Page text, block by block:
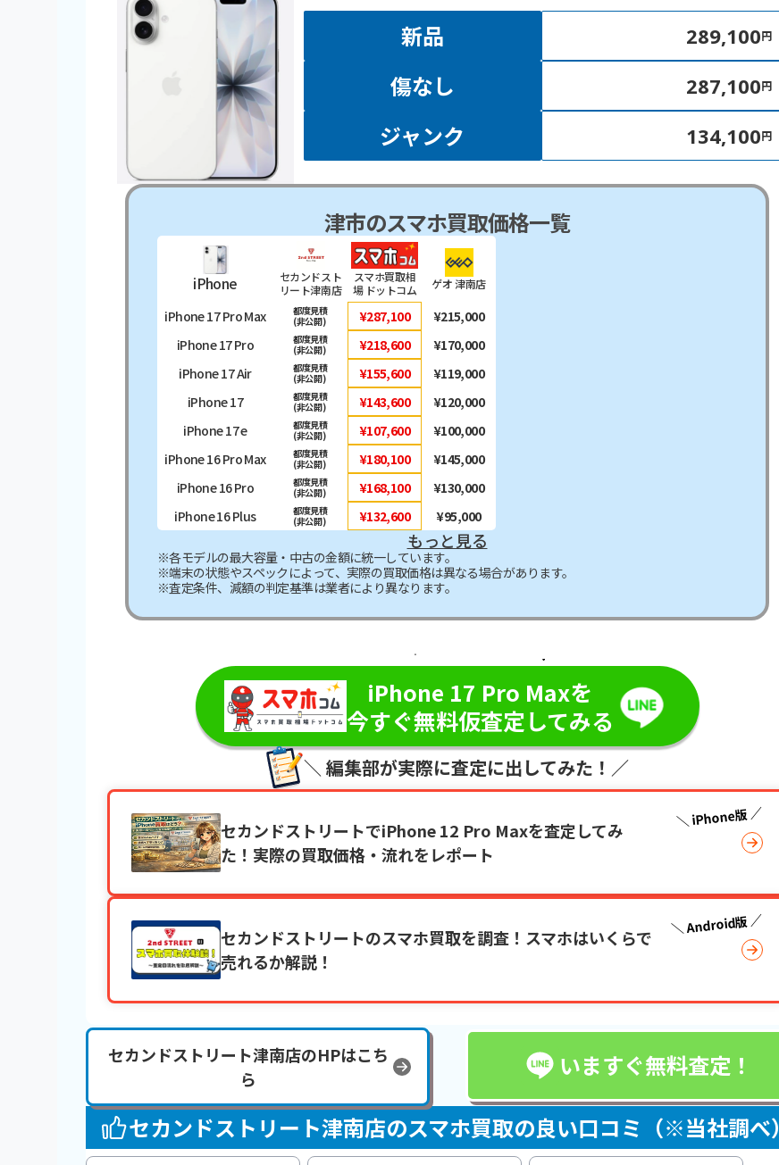
新品 289,100円
傷なし 287,100円
ジャンク 134,100円
津市のスマホ買取価格一覧
iPhone
iPhone 17 Pro Max
iPhone 17 Pro
iPhone 17 Air
iPhone 17
iPhone 17 e
iPhone 16 Pro Max
iPhone 16 Pro
iPhone 16 Plus
セカンドスト
リート津南店
都度見積
(非公開)
都度見積
(非公開)
都度見積
(非公開)
都度見積
(非公開)
都度見積
(非公開)
都度見積
(非公開)
都度見積
(非公開)
都度見積
(非公開)
スマホ買取相
場 ドットコム
¥287,100
¥218,600
¥155,600
¥143,600
¥107,600
¥180,100
¥168,100
¥132,600
ゲオ 津南店
¥215,000
¥170,000
¥119,000
¥120,000
¥100,000
¥145,000
¥130,000
¥95,000
もっと見る
※各モデルの最大容量・中古の金額に統一しています。
※端末の状態やスペックによって、実際の買取価格は異なる場合があります。
※査定条件、減額の判定基準は業者により異なります。
＼最短即日・現金で振り込み！／
iPhone 17 Pro Maxを
今すぐ無料仮査定してみる
＼ 編集部が実際に査定に出してみた！／
iPhone版
セカンドストリートでiPhone 12 Pro Maxを査定してみ
た！実際の買取価格・流れをレポート
Android版
セカンドストリートのスマホ買取を調査！スマホはいくらで
売れるか解説！
セカンドストリート津南店のHPはこち
ら
いますぐ無料査定！
セカンドストリート津南店のスマホ買取の良い口コミ（※当社調べ）